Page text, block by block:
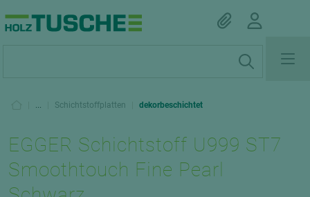
... Schichtstoffplatten dekorbeschichtet
EGGER Schichtstoff U999 ST7
Smoothtouch Fine Pearl